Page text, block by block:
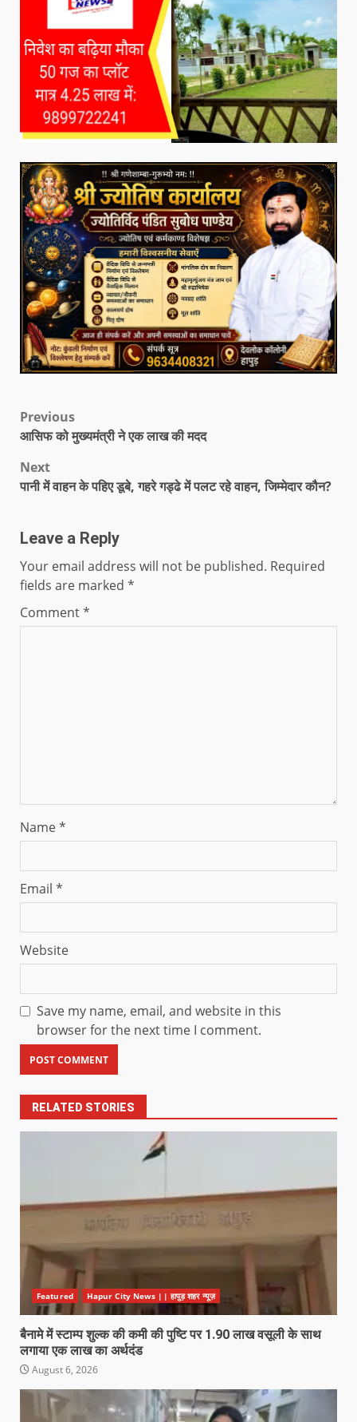
Previous
आसिफ को मुख्यमंत्री ने एक लाख की मदद
Next
पानी में वाहन के पहिए डूबे, गहरे गड्ढे में पलट रहे वाहन, जिम्मेदार कौन?
Leave a Reply
Your email address will not be published. Required
fields are marked *
Comment*
Name*
Email *
Website
Save my name, email, and website in this
browser for the next time I comment.
RELATED STORIES
Featured Hapur City News || हापुड़ शहर न्यूज़
बैनामे में स्टाम्प शुल्क की कमी की पुष्टि पर 1.90 लाख वसूली के साथ
लगाया एक लाख का अर्थदंड
August 6, 2026